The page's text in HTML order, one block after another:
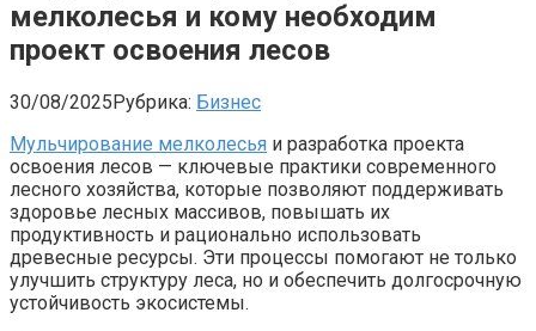
мелколесья и кому необходим
проект освоения лесов
30/08/2025Рубрика: Бизнес
Мульчирование мелколесья и разработка проекта
освоения лесов — ключевые практики современного
лесного хозяйства, которые позволяют поддерживать
здоровье лесных массивов, повышать их
продуктивность и рационально использовать
древесные ресурсы. Эти процессы помогают не только
улучшить структуру леса, но и обеспечить долгосрочную
устойчивость экосистемы.